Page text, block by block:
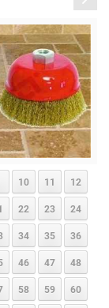
10 11 12
22 23 24
34 35 36
46 47 48
58 59 60